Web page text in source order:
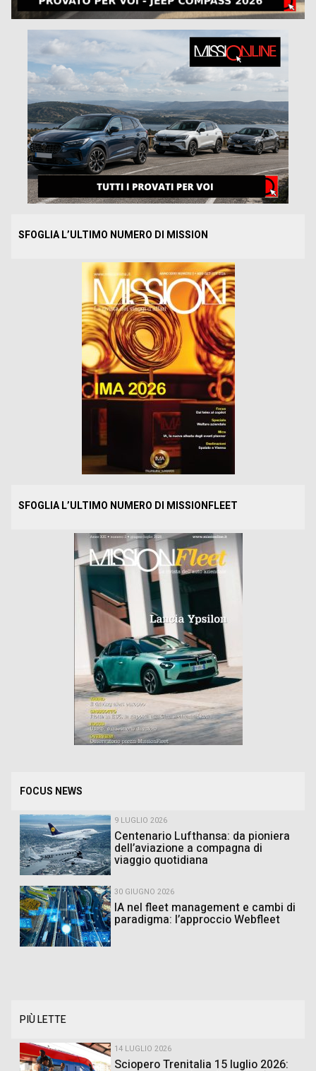
SFOGLIA L’ULTIMO NUMERO DI MISSION
SFOGLIA L’ULTIMO NUMERO DI MISSIONFLEET
FOCUS NEWS
9 LUGLIO 2026
Centenario Lufthansa: da pioniera
dell’aviazione a compagna di
viaggio quotidiana
30 GIUGNO 2026
IA nel fleet management e cambi di
paradigma: l’approccio Webfleet
PIÙ LETTE
14 LUGLIO 2026
Sciopero Trenitalia 15 luglio 2026: